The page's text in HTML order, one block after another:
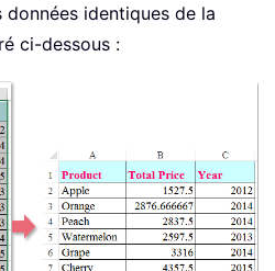
identiques de la
ci-dessous :